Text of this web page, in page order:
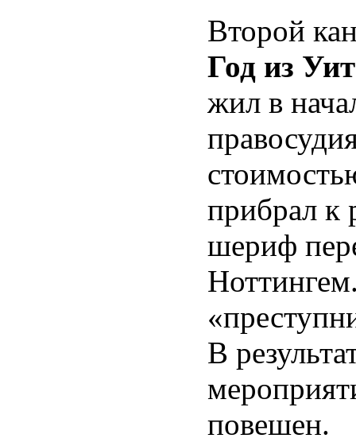
Второй
Год из
жил в
прибрал к
шериф
В
повешен.